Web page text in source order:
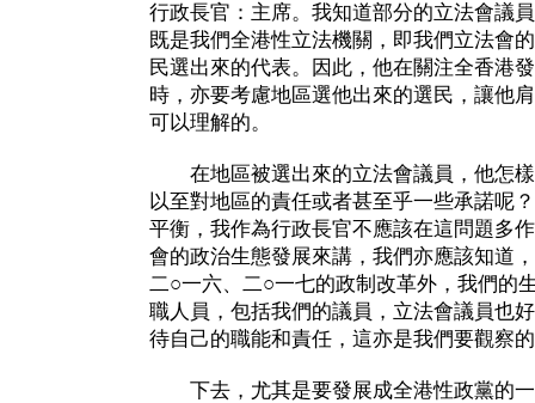
行政長官：主席。我知道部分的立法會議
既是我們全港性立法機關，即我們立法會
民選出來的代表。因此，他在關注全香港
時，亦要考慮地區選他出來的選民，讓他
可以理解的。
在地區被選出來的立法會議員，他怎樣
以至對地區的責任或者甚至乎一些承諾呢
平衡，我作為行政長官不應該在這問題多
會的政治生態發展來講，我們亦應該知道
二○一六、二○一七的政制改革外，我們的
職人員，包括我們的議員，立法會議員也
待自己的職能和責任，這亦是我們要觀察
下去，尤其是要發展成全港性政黨的一